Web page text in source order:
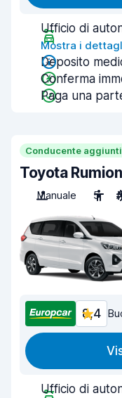
Ufficio di
Mostra i
Deposito
Conferma
Paga una
Conducente
Toyota Rumion
Manuale
5
8,4
Ufficio di